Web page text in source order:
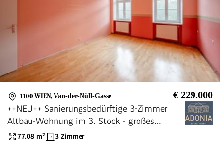
1100 WIEN, Van-der-Nüll-Gasse € 229.000
++NEU++ Sanierungsbedürftige 3-Zimmer
Altbau-Wohnung im 3. Stock - großes
Umbau-Potential
77.08 m² 3 Zimmer